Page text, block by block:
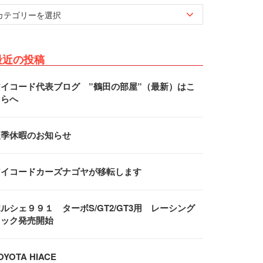
の投稿
コード代表ブログ ”鶴田の部屋”（最新）はこ
へ
休暇のお知らせ
コードカーズナゴヤが移転します
シェ９９１ ターボS/GT2/GT3用 レーシング
ク発売開始
HIACE